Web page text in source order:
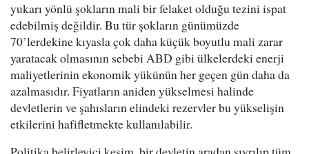
yukarı yönlü şokların mali bir felaket olduğu tezini ispat
edebilmiş değildir. Bu tür şokların günümüzde
70’lerdekine kıyasla çok daha küçük boyutlu mali zarar
yaratacak olmasının sebebi ABD gibi ülkelerdeki enerji
maliyetlerinin ekonomik yükünün her geçen gün daha da
azalmasıdır. Fiyatların aniden yükselmesi halinde
devletlerin ve şahısların elindeki rezervler bu yükselişin
etkilerini hafifletmekte kullanılabilir.